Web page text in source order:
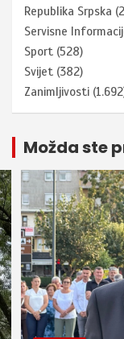
Republika Srpska
Servisne
Sport (528)
Svijet (382)
Zanimljivosti
Možda ste